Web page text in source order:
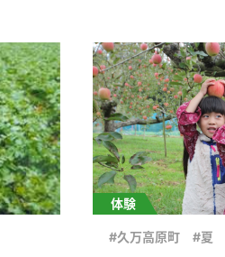
体験
#久万高原町 #夏